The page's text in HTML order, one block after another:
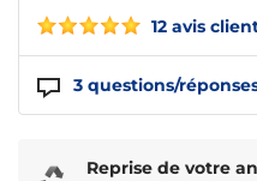
12 avis
3 questions/
Reprise de votre